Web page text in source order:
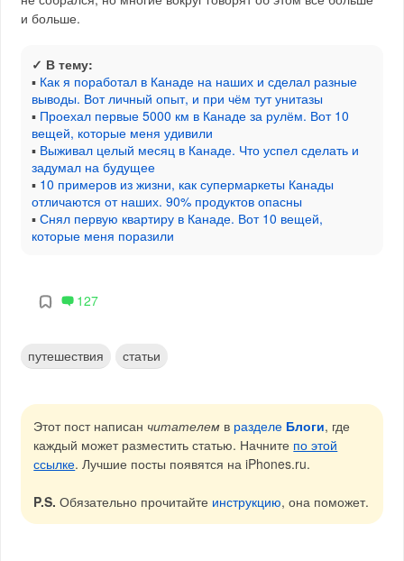
и больше.
✓ В тему:
▪ Как я поработал в Канаде на наших и сделал разные
выводы. Вот личный опыт, и при чём тут унитазы
▪ Проехал первые 5000 км в Канаде за рулём. Вот 10
вещей, которые меня удивили
▪ Выживал целый месяц в Канаде. Что успел сделать и
задумал на будущее
▪ 10 примеров из жизни, как супермаркеты Канады
отличаются от наших. 90% продуктов опасны
▪Снял первую квартиру в Канаде. Вот 10 вещей,
которые меня поразили
127
путешествия статьи
Этот пост написан читателем в разделе Блоги, где
каждый может разместить статью. Начните по этой
ссылке. Лучшие посты появятся на iPhones.ru.
P.S. Обязательно прочитайте инструкцию, она поможет.